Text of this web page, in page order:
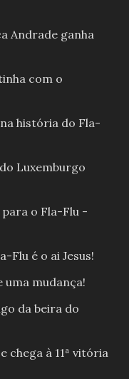
Andrade ganha
com o
história do Fla-
Luxemburgo
o Fla-Flu -
Flu é o ai Jesus!
uma mudança!
da beira do
chega à 11ª vitória